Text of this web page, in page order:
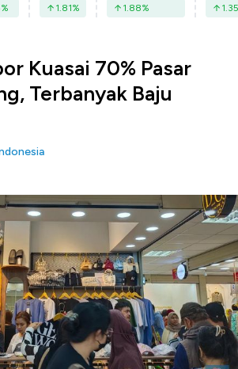
% 1.81% 1.88% 1.35
Kuasai 70% Pasar
Terbanyak Baju